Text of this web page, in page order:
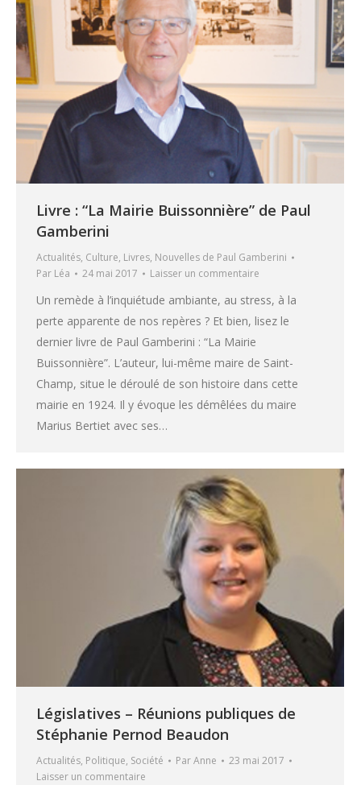
Livre : “La Mairie Buissonnière” de Paul
Gamberini
Actualités, Culture, Livres, Nouvelles de Paul Gamberini
Par Léa 24 mai 2017 Laisser un commentaire
Un remède à l’inquiétude ambiante, au stress, à la
perte apparente de nos repères ? Et bien, lisez le
dernier livre de Paul Gamberini : “La Mairie
Buissonnière”. L’auteur, lui-même maire de Saint-
Champ, situe le déroulé de son histoire dans cette
mairie en 1924. Il y évoque les démêlées du maire
Marius Bertiet avec ses…
Législatives – Réunions publiques de
Stéphanie Pernod Beaudon
Actualités, Politique, Société ParAnne
23 mai 2017
Laisser un commentaire